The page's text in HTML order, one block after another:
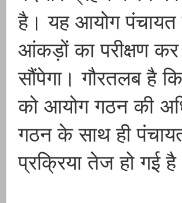
है। यह आयोग पंचायत
आंकड़ों का परीक्षण कर
सौंपेगा। गौरतलब है
को आयोग गठन की
गठन के साथ ही
प्रक्रिया तेज हो गई